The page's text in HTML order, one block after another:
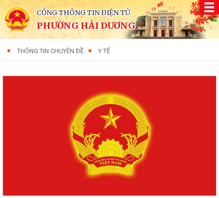
CỔNG THÔNG TIN ĐIỆN TỬ
PHƯỜNG HẢI DƯƠNG
THÔNG TIN CHUYÊN ĐỀ Y TẾ